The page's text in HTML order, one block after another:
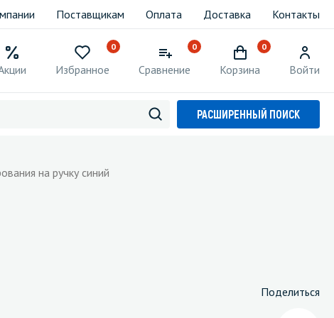
Поставщикам Оплата Доставка Контакты
0
Избранное
0
Сравнение
0
Корзина Войти
РАСШИРЕННЫЙ ПОИСК
на ручку синий
Поделиться